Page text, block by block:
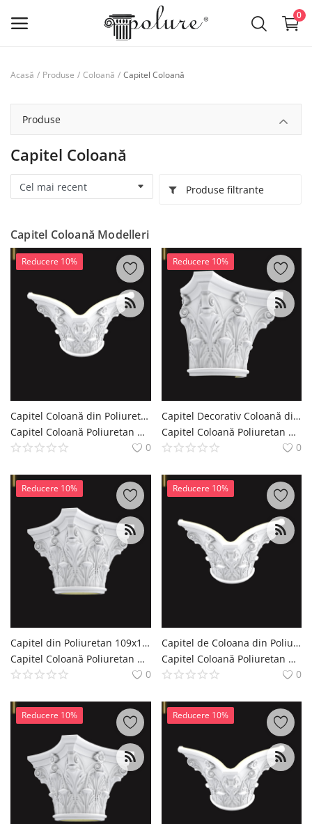
0
lista de dorințe
Contact
Despre noi
Inregistreaza-te
RON (lei)
Limba
Romanian
Acasă Produse Coloană Capitel Coloană
Produse
Capitel Coloană
Produse filtrante
Capitel Coloană Modelleri
Reducere 10%
Capitel Coloană din Poliuretan 69x137x84 cm Cu Volute
Capitel Coloană Poliuretan Coloana si Capitel Decoratiuni Casa polure
0
Reducere 10%
Capitel Decorativ Coloană din Poliuretan 54x109 cm
Capitel Coloană Poliuretan Coloana si Capitel Decoratiuni Casa polure
0
Reducere 10%
Capitel din Poliuretan 109x109 cm cu Frunze de Acant
Capitel Coloană Poliuretan Coloana si Capitel Decoratiuni Casa polure
0
Reducere 10%
Capitel de Coloana din Poliuretan 57x114x70 cm Model Corinthic
Capitel Coloană Poliuretan Coloana si Capitel Decoratiuni Casa polure
0
Reducere 10% Reducere 10%